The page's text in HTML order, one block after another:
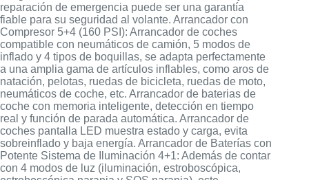
reparación de emergencia puede ser una garantía
fiable para su seguridad al volante. Arrancador con
Compresor 5+4 (160 PSI): Arrancador de coches
compatible con neumáticos de camión, 5 modos de
inflado y 4 tipos de boquillas, se adapta perfectamente
a una amplia gama de artículos inflables, como aros de
natación, pelotas, ruedas de bicicleta, ruedas de moto,
neumáticos de coche, etc. Arrancador de baterias de
coche con memoria inteligente, detección en tiempo
real y función de parada automática. Arrancador de
coches pantalla LED muestra estado y carga, evita
sobreinflado y baja energía. Arrancador de Baterías con
Potente Sistema de Iluminación 4+1: Además de contar
con 4 modos de luz (iluminación, estroboscópica,